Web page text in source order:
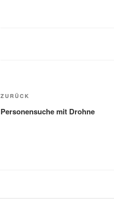
ZURÜCK
Personensuche mit Drohne